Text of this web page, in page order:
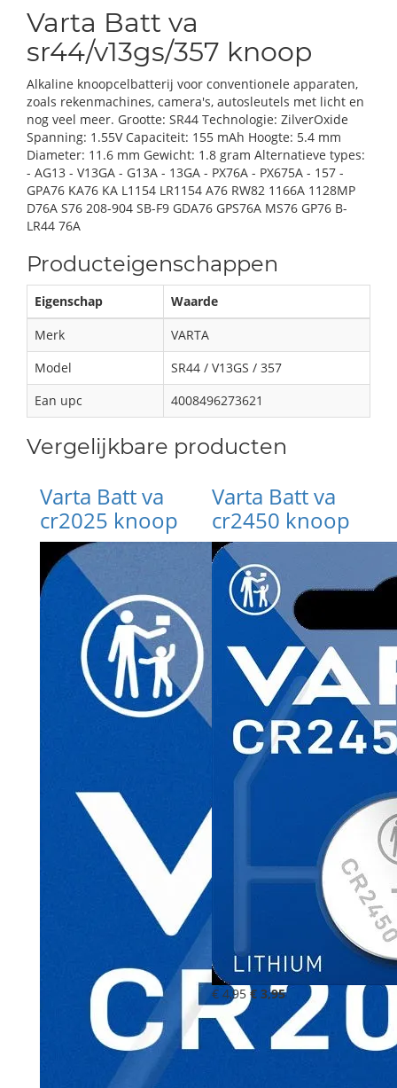
Varta Batt va
sr44/v13gs/357 knoop
Alkaline knoopcelbatterij voor conventionele apparaten,
zoals rekenmachines, camera's, autosleutels met licht en
nog veel meer. Grootte: SR44 Technologie: ZilverOxide
Spanning: 1.55V Capaciteit: 155 mAh Hoogte: 5.4 mm
Diameter: 11.6 mm Gewicht: 1.8 gram Alternatieve types:
- AG13 - V13GA - G13A - 13GA - PX76A - PX675A - 157 -
GPA76 KA76 KA L1154 LR1154 A76 RW82 1166A 1128MP
D76A S76 208-904 SB-F9 GDA76 GPS76A MS76 GP76 B-
LR44 76A
Producteigenschappen
Eigenschap
Waarde
Merk
VARTA
Model
SR44 / V13GS / 357
Ean upc
4008496273621
Vergelijkbare producten
Varta Batt va
cr2025 knoop
Varta Batt va
cr2450 knoop
€ 4,95 € 3,95